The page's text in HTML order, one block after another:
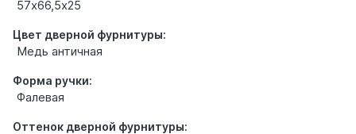
57х66,5х25
Цвет дверной фурнитуры:
Медь античная
Форма ручки:
Фалевая
Оттенок дверной фурнитуры: